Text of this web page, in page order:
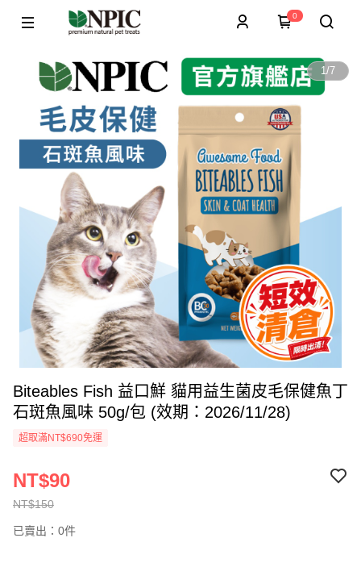
0
1/7
Biteables Fish 益口鮮 貓用益生菌皮毛保健魚丁
石斑魚風味 50g/包 (效期：2026/11/28)
超取滿NT$690免運
NT$150
NT$90
已賣出：0件